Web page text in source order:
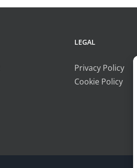
LEGAL
Privacy Policy
Cookie Policy